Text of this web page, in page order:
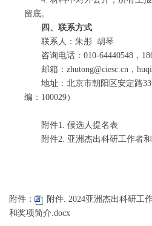
留底。
四、联系方式
联系人：朱彤 胡琴
咨询电话：010-64440548，
邮箱：zhutong@ciesc.cn，
地址：北京市朝阳区安定路33
编：100029）
附件1. 候选人提名表
附件2. 亚洲杰出科研工作者和
附件：
附件. 2024亚洲杰出科研工
和奖项简介.docx